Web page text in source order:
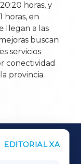
20:20 horas, y
horas, en
llegan a las
buscan
servicios
conectividad
provincia.
EDITORIAL XA